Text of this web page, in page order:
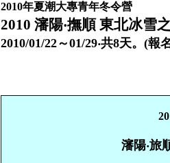
2010年夏潮大專青年冬令營
2010 瀋陽‧撫順 東北冰雪
2010/01/22～01/29‧共8天。(報
瀋陽‧旅